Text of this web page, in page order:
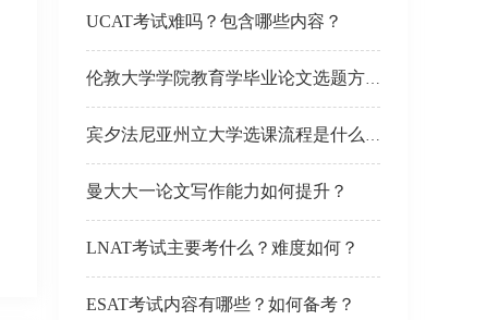
UCAT考试难吗？包含哪些内容？
伦敦大学学院教育学毕业论文选题方向有推荐吗？
宾夕法尼亚州立大学选课流程是什么？26Fall新生如何选课？
曼大大一论文写作能力如何提升？
LNAT考试主要考什么？难度如何？
ESAT考试内容有哪些？如何备考？